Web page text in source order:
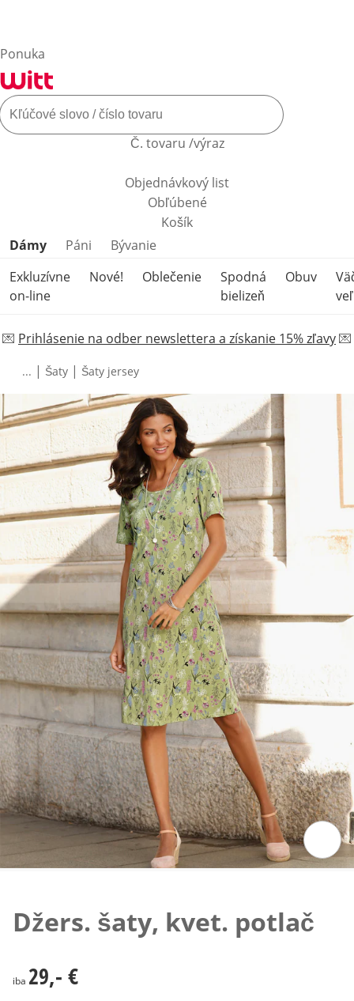
Ponuka
Č. tovaru /výraz
Objednávkový list
Obľúbené
Košík
Preskočiť kategórie produktov
Dámy Páni
Bývanie
Exkluzívne
on-line
Nové! Oblečenie
Spodná
bielizeň
Obuv
💌 Prihlásenie na odber newslettera a získanie 15% zľavy💌
... | Šaty | Šaty jersey
Džers. šaty, kvet. potlač
29,- €
iba 29,- €